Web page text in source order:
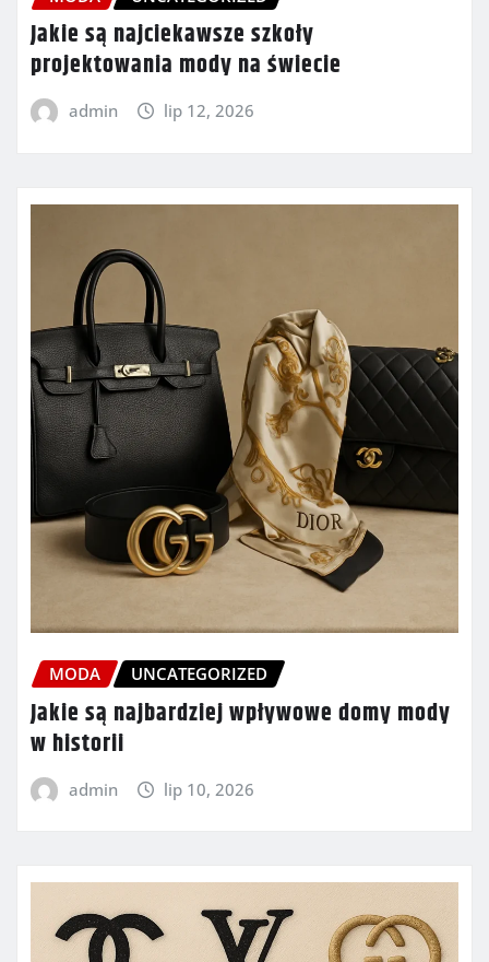
Jakie są najciekawsze szkoły
projektowania mody na świecie
admin lip 12, 2026
MODA UNCATEGORIZED
Jakie są najbardziej wpływowe domy mody
w historii
admin lip 10, 2026